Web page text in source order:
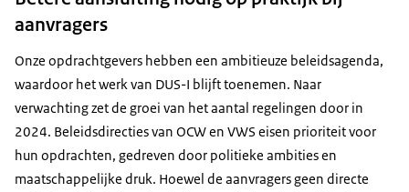
aanvragers
Onze opdrachtgevers hebben een ambitieuze beleidsagenda,
waardoor het werk van DUS-I blijft toenemen. Naar
verwachting zet de groei van het aantal regelingen door in
2024. Beleidsdirecties van OCW en VWS eisen prioriteit voor
hun opdrachten, gedreven door politieke ambities en
maatschappelijke druk. Hoewel de aanvragers geen directe